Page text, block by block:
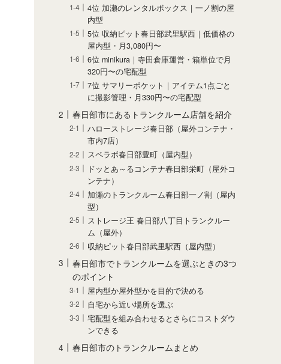
4位 加瀬のレンタルボックス｜一ノ割の屋
内型
5位 収納ピット春日部武里駅西｜低価格の
屋内型・月3,080円〜
6位 minikura｜寺田倉庫運営・箱単位で月
320円〜の宅配型
7位 サマリーポケット｜アイテム1点ごと
に撮影管理・月330円〜の宅配型
春日部市にあるトランクルーム店舗を紹介
ハローストレージ春日部（屋外コンテナ・
市内7店）
スペラボ春日部豊町（屋内型）
ドッとあ～るコンテナ春日部栄町（屋外コ
ンテナ）
加瀬のトランクルーム春日部一ノ割（屋内
型）
ストレージ王 春日部八丁目トランクルー
ム（屋外）
収納ピット春日部武里駅西（屋内型）
春日部市でトランクルームを選ぶときの3つ
のポイント
屋内型か屋外型かを目的で決める
自宅から近い場所を選ぶ
宅配型を組み合わせるとさらにコストダウ
ンできる
春日部市のトランクルームまとめ